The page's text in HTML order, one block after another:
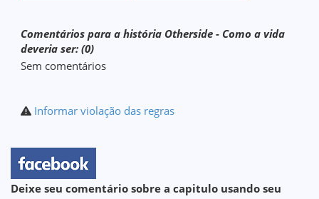
Comentários para a história Otherside - Como a vida
deveria ser: (0)
Sem comentários
Informar violação das regras
Deixe seu comentário sobre a capitulo usando seu